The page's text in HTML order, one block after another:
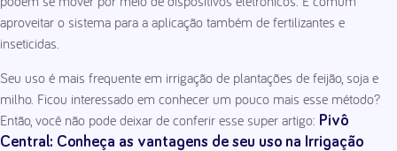
aproveitar o sistema para a aplicação também de fertilizantes e
inseticidas.
Seu uso é mais frequente em irrigação de plantações de feijão, soja e
milho. Ficou interessado em conhecer um pouco mais esse método?
Então, você não pode deixar de conferir esse super artigo: Pivô
Central: Conheça as vantagens de seu uso na Irrigação